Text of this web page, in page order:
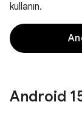
kullanın.
Android